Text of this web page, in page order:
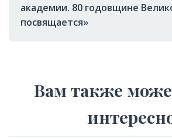
академии. 80 годовщине
посвящается»
Вам также